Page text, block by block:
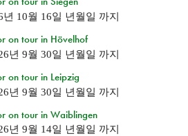
년 10월 16일 년월일 까지
on tour in Hövelhof
년 9월 30일 년월일 까지
on tour in Leipzig
년 9월 30일 년월일 까지
on tour in Waiblingen
년 9월 14일 년월일 까지